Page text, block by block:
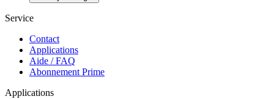
Service
Contact
Applications
Aide / FAQ
Abonnement Prime
Applications